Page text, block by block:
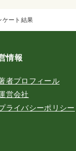
ケート結果
情報
者プロフィール
営会社
ライバシーポリシー